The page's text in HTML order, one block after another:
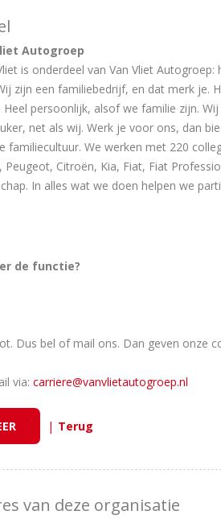
Autogroep
is onderdeel van Van Vliet
zijn een familiebedrijf, en dat merk
Heel persoonlijk, alsof we familie zijn.
net als wij. Werk je voor ons, dan
familiecultuur. We werken met 220
Peugeot, Citroën, Kia, Fiat, Fiat
In alles wat we doen helpen we
de functie?
Dus bel of mail ons. Dan geven onze
via: carriere@vanvlietautogroep.nl
|
van deze organisatie